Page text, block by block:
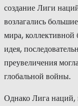
создание Лиги
возлагались
мира, коллективной
идея,
преувеличения
глобальной войны.
Однако Лига наций,